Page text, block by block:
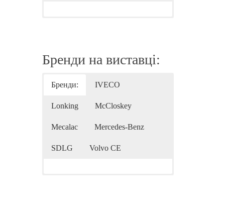
Бренди на виставці:
Бренди: IVECO
Lonking McCloskey
Mecalac Mercedes-Benz
SDLG Volvo CE